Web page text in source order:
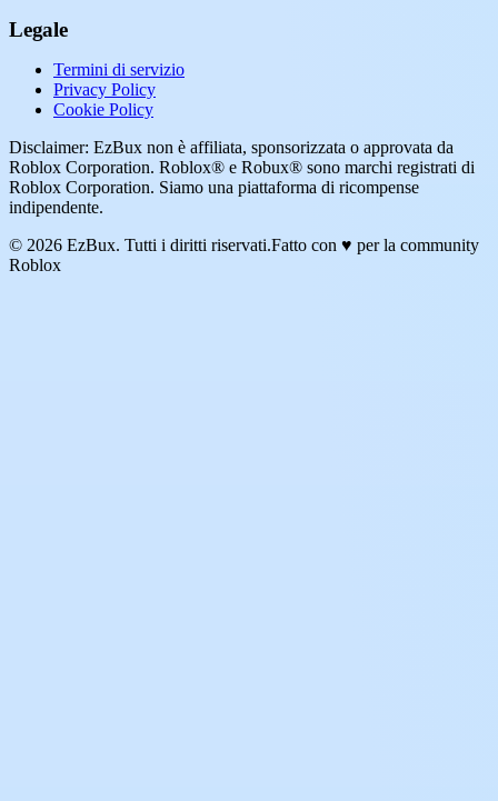
Legale
Termini di servizio
Privacy Policy
Cookie Policy
Disclaimer: EzBux non è affiliata, sponsorizzata o approvata da
Roblox Corporation. Roblox® e Robux® sono marchi registrati di
Roblox Corporation. Siamo una piattaforma di ricompense
indipendente.
© 2026 EzBux. Tutti i diritti riservati.Fatto con ♥ per la community
Roblox